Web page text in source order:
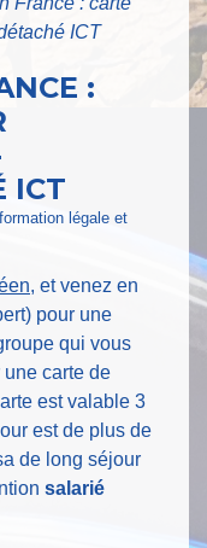
ICT
:
ICT
légale et
et venez en
pour une
qui vous
carte de
est valable 3
est de plus de
de long séjour
salarié